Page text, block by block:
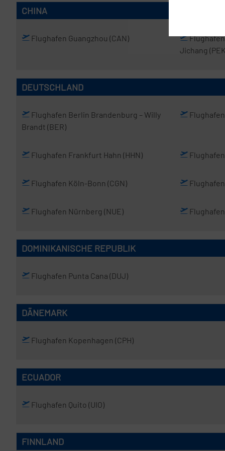
CHINA
Flughafen Guangzhou (CAN)
Jichang
DEUTSCHLAND
Flughafen Berlin Brandenburg – Willy
Brandt (BER)
Flughafen Frankfurt Hahn (HHN) Flughafen
Flughafen Köln-Bonn (CGN)
Flughafen Nürnberg (NUE)
DOMINIKANISCHE REPUBLIK
Flughafen Punta Cana (DUJ)
DÄNEMARK
Flughafen Kopenhagen (CPH)
ECUADOR
Flughafen Quito (UIO)
FINNLAND